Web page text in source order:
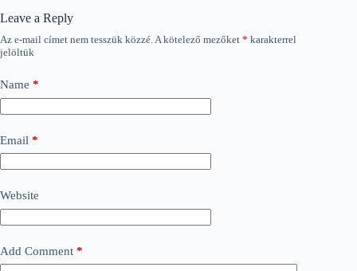
Leave a Reply
Az e-mail címet nem tesszük közzé.A kötelező mezőket * karakterrel
jelöltük
Name *
Email *
Website
Add Comment *